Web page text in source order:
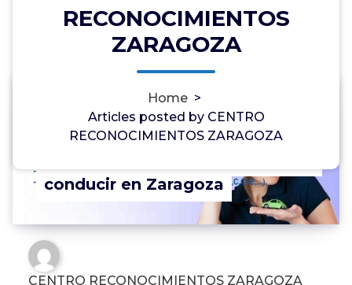
RECONOCIMIENTOS
ZARAGOZA
Home >
Articles posted by CENTRO
RECONOCIMIENTOS ZARAGOZA
conducir en Zaragoza
CENTRO RECONOCIMIENTOS ZARAGOZA